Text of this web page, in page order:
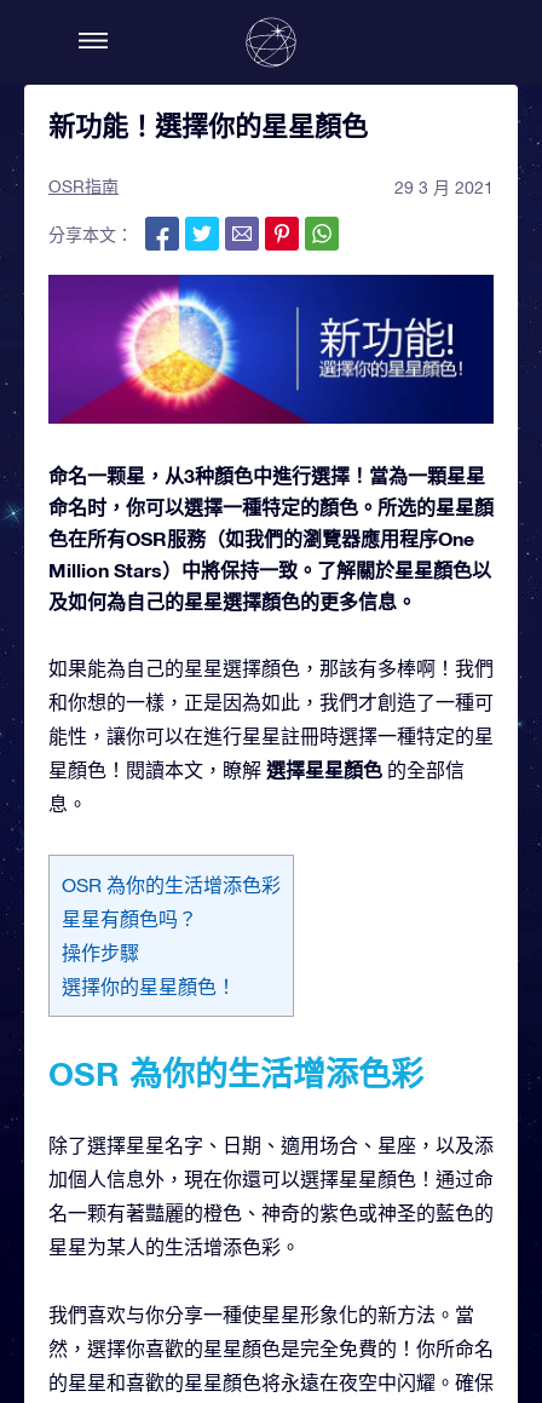
新功能！選擇你的星星顏色
OSR指南 29 3 月 2021
分享本文：
命名一颗星，从3种顏色中進行選擇！當為一顆星星
命名时，你可以選擇一種特定的顏色。所选的星星顏
色在所有OSR服務（如我們的瀏覽器應用程序One
Million Stars）中將保持一致。了解關於星星顏色以
及如何為自己的星星選擇顏色的更多信息。
如果能為自己的星星選擇顏色，那該有多棒啊！我們
和你想的一樣，正是因為如此，我們才創造了一種可
能性，讓你可以在進行星星註冊時選擇一種特定的星
星顏色！閱讀本文，瞭解 選擇星星顏色 的全部信
息。
OSR 為你的生活增添色彩
星星有顏色吗？
操作步驟
選擇你的星星顏色！
OSR 為你的生活增添色彩
除了選擇星星名字、日期、適用场合、星座，以及添
加個人信息外，現在你還可以選擇星星顏色！通过命
名一颗有著豔麗的橙色、神奇的紫色或神圣的藍色的
星星为某人的生活增添色彩。
我們喜欢与你分享一種使星星形象化的新方法。當
然，選擇你喜歡的星星顏色是完全免費的！你所命名
的星星和喜歡的星星顏色将永遠在夜空中闪耀。確保